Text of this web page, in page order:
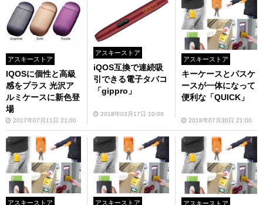
アスキーストア
IQOSに個性と高級
感をプラス 光沢ア
ルミケースに新色登
場
2017年07月11日 21:00
アスキーストア
iQOS互換で連続吸
引できる電子タバコ
「gippro」
2018年03月17日 10:00
アスキーストア
キーケースとパスケ
ースが一体になって
便利な「QUICK」
2018年07月30日 21:00
アスキーストア アスキーストア アスキーストア